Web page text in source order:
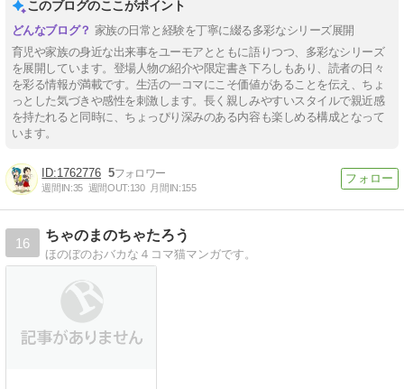
このブログのここがポイント
家族の日常と経験を丁寧に綴る多彩なシリーズ展開
育児や家族の身近な出来事をユーモアとともに語りつつ、多彩なシリーズ
を展開しています。登場人物の紹介や限定書き下ろしもあり、読者の日々
を彩る情報が満載です。生活の一コマにこそ価値があることを伝え、ちょ
っとした気づきや感性を刺激します。長く親しみやすいスタイルで親近感
を持たれると同時に、ちょっぴり深みのある内容も楽しめる構成となって
います。
1762776 5
週間IN:35 週間OUT:130 月間IN:155
16
ちゃのまのちゃたろう
ほのぼのおバカな４コマ猫マンガです。